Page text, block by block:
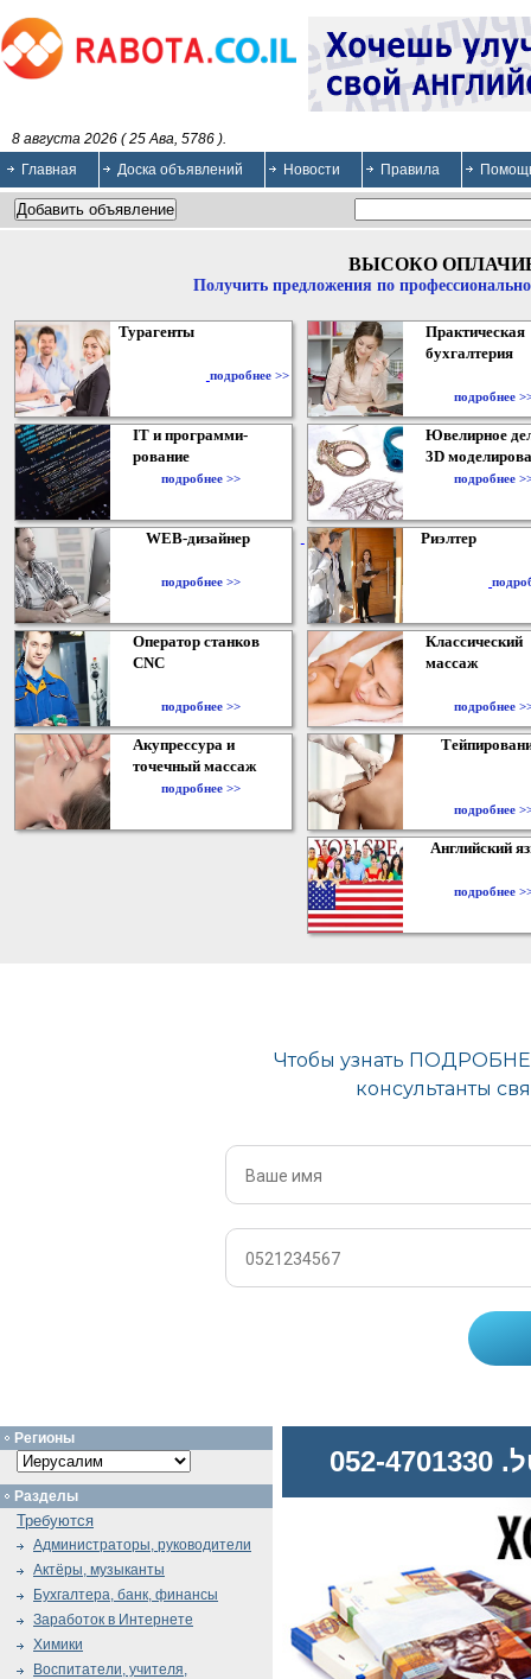
8 августа 2026 ( 25 Ава, 5786 ).
Главная
Доска объявлений Новости Правила
ВЫСОКО
Получить предложения по
Турагенты
подробнее >>
Практическая
бухгалтерия
подробнее
IT и программи-
рование
подробнее >>
Ювелирное
3D
подробнее
WEB-дизайнер
подробнее >>
Риэлтер
Оператор станков
CNC
подробнее >>
Классический
массаж
подробнее
Акупрессура и
точечный массаж
подробнее >>
подробнее
Английский
подробнее
Регионы
Разделы
Требуются
Администраторы, руководители
Актёры, музыканты
Бухгалтера, банк, финансы
Заработок в Интернете
Химики
Воспитатели, учителя,